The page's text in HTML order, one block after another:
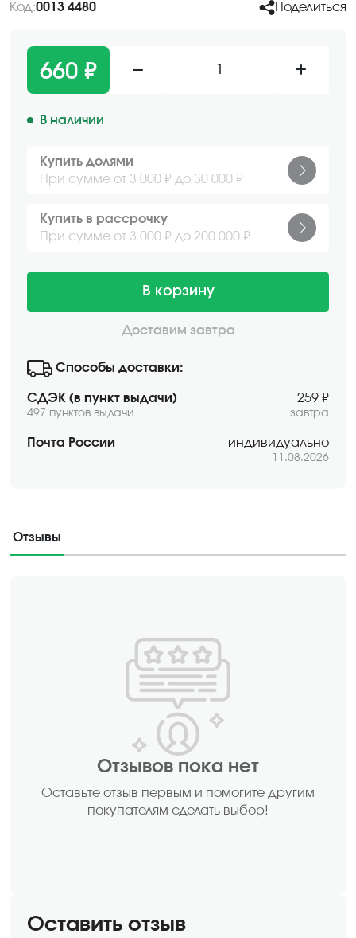
Код:0013 4480 Поделиться
660 ₽
В наличии
Купить долями
При сумме от 3 000 ₽ до 30 000 ₽
Купить в рассрочку
При сумме от 3 000 ₽ до 200 000 ₽
В корзину
Доставим завтра
Способы доставки:
СДЭК (в пункт выдачи)
497 пунктов выдачи
259 ₽
завтра
Почта России индивидуально
11.08.2026
Отзывы
Отзывов пока нет
Оставьте отзыв первым и помогите другим
покупателям сделать выбор!
Оставить отзыв